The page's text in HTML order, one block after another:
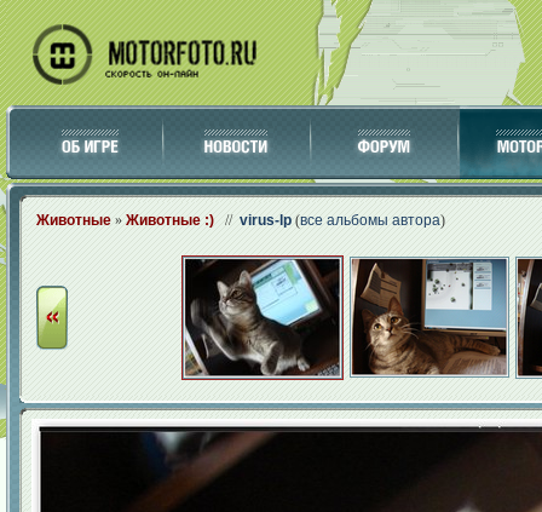
Животные » Животные :) // virus-lp (все альбомы автора)